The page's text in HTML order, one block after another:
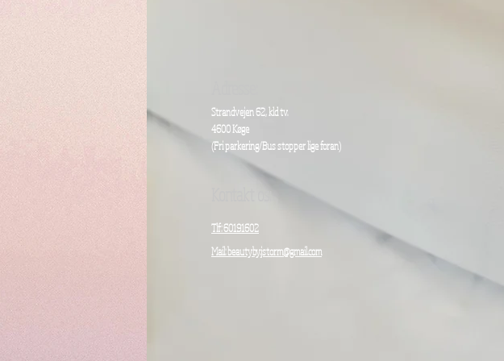
Strandvejen 62, kld tv.
4600 Køge
(Fri parkering/Bus stopper lige foran)
Tlf: 60191602
Mail: beautyby.jstorm@gmail.com